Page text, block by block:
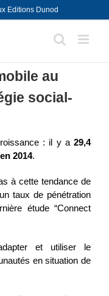
Editions Dunod
au
social-
: il y a 29,4
2014.
à cette tendance de
taux de pénétration
étude “Connect
et utiliser le
en situation de